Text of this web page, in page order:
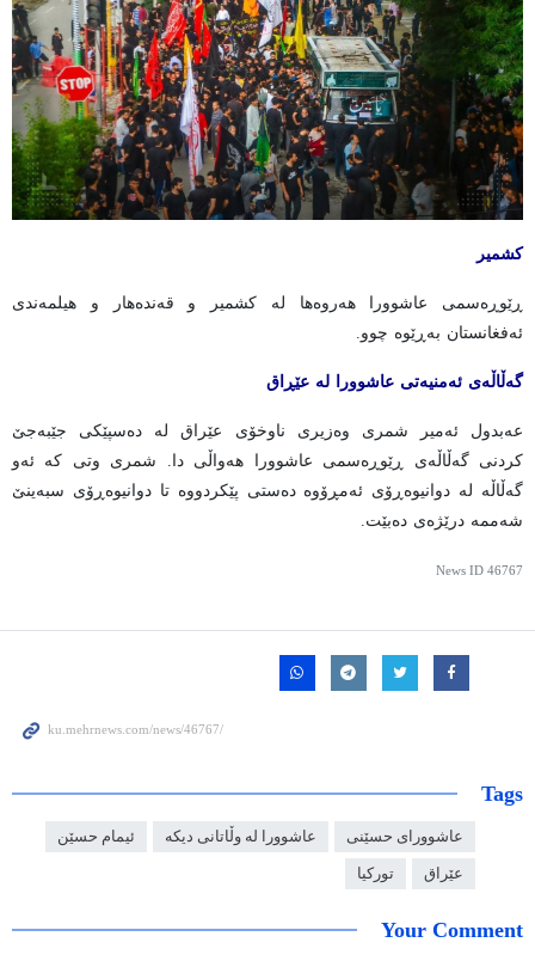
کشمیر
ڕێوڕەسمی عاشوورا هەروەها لە کشمیر و قەندەهار و هیلمەندی
ئەفغانستان بەڕێوە چوو.
گەڵاڵەی ئەمنیەتی عاشوورا لە عێڕاق
عەبدول ئەمیر شمری وەزیری ناوخۆی عێراق لە دەسپێکی جێبەجێ
کردنی گەڵاڵەی ڕێوڕەسمی عاشوورا هەواڵی دا. شمری وتی کە ئەو
گەڵاڵە لە دوانیوەڕۆی ئەمڕۆوە دەستی پێکردووە تا دوانیوەڕۆی سبەینێ
شەممە درێژەی دەبێت.
News ID 46767
Tags
عاشوورای حسێنی عاشوورا لە وڵاتانی دیکە ئیمام حسێن
عێراق تورکیا
Your Comment